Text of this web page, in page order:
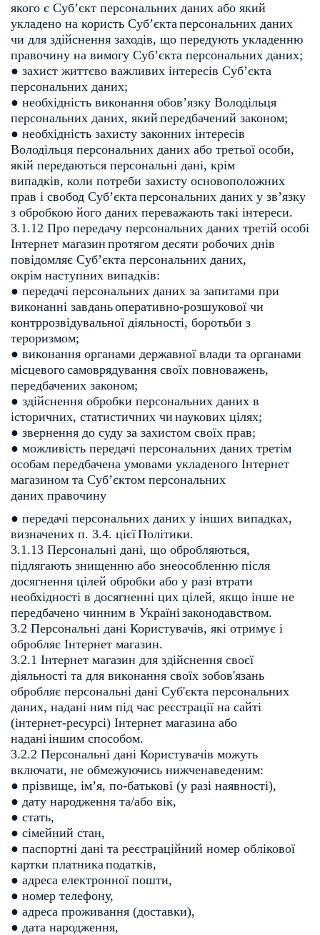
якого є Суб’єкт персональних даних або який
укладено на користь Суб’єктаперсональних даних
чи для здійснення заходів, що передують укладенню
правочину на вимогу Суб’єкта персональних даних;
● захист життєво важливих інтересів Суб’єкта
персональних даних;
● необхідність виконання обов’язку Володільця
персональних даних, який передбачений законом;
● необхідність захисту законних інтересів
Володільця персональних даних або третьої особи,
якій передаються персональні дані, крім
випадків, коли потреби захисту основоположних
прав і свобод Суб’єктаперсональних даних у зв’язку
з обробкою його даних переважають такі інтереси.
3.1.12 Про передачу персональних даних третій особі
Інтернет магазин протягом десяти робочих днів
повідомляє Суб’єкта персональних даних,
окрім наступних випадків:
● передачі персональних даних за запитами при
виконанні завданьоперативно-розшукової чи
контррозвідувальної діяльності, боротьби з
тероризмом;
● виконання органами державної влади та органами
місцевогосамоврядування своїх повноважень,
передбачених законом;
● здійснення обробки персональних даних в
історичних, статистичних чи наукових цілях;
● звернення до суду за захистом своїх прав;
● можливість передачі персональних даних третім
особам передбачена умовами укладеного Інтернет
магазином та Суб’єктом персональних
даних правочину
● передачі персональних даних у інших випадках,
визначених п. 3.4. цієїПолітики.
3.1.13 Персональні дані, що обробляються,
підлягають знищенню або знеособленню після
досягнення цілей обробки або у разі втрати
необхідності в досягненні цих цілей, якщо інше не
передбачено чинним в Українізаконодавством.
3.2 Персональні дані Користувачів, які отримує і
обробляє Інтернет магазин.
3.2.1 Інтернет магазин для здійснення своєї
діяльності та для виконання своїх зобов'язань
обробляє персональні дані Суб'єкта персональних
даних, надані ним під час реєстрації на сайті
(інтернет-ресурсі) Інтернет магазина або
наданііншим способом.
3.2.2 Персональні дані Користувачів можуть
включати, не обмежуючись нижченаведеним:
● прізвище, ім’я, по-батькові (у разі наявності),
● дату народження та/або вік,
● стать,
● сімейний стан,
● паспортні дані та реєстраційний номер облікової
картки платникаподатків,
● адреса електронної пошти,
● номер телефону,
● адреса проживання (доставки),
● дата народження,